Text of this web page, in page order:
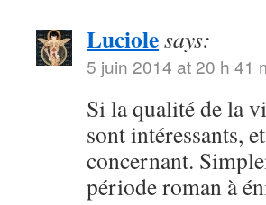
Luciolesays:
5 juin 2014 at 20 h 41
Si la qualité de la
sont intéressants,
concernant.
période roman à